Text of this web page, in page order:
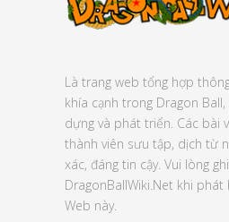
Là trang web tổng hợp
khía cạnh trong Dragon
dựng và phát triển. Các bài
thành viên sưu tập, dịch từ
xác, đáng tin cậy. Vui lòng
DragonBallWiki.Net khi
Web này.